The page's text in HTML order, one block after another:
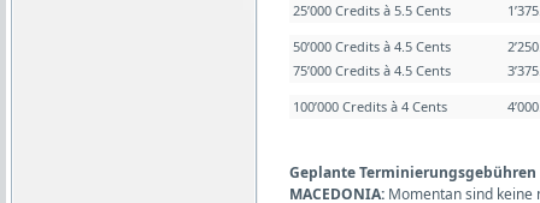
25’000 Credits à 5.5 Cents
50’000 Credits à 4.5 Cents
75’000 Credits à 4.5 Cents
100’000 Credits à 4 Cents
Geplante
MACEDONIA: Momentan sind keine